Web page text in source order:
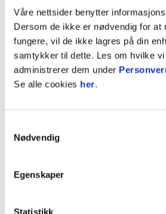
Våre nettsider benytter
Dersom de ikke er nødvendig for at
fungere, vil de ikke lagres på din
samtykker til dette. Les om hvilke
administrerer dem under
Se alle cookies her.
Nødvendig
Egenskaper
Statistikk
Mandag:
Trening
16:15, Nye
Tirsdag:
Trening08:45,Nye
Onsdag: